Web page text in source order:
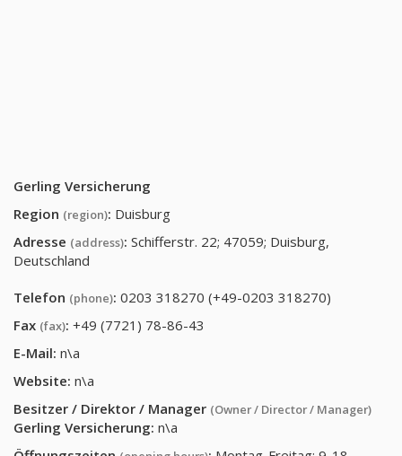
Gerling Versicherung
Region (region): Duisburg
Adresse (address): Schifferstr. 22; 47059; Duisburg,
Deutschland
Telefon (phone): 0203 318270 (+49-0203 318270)
Fax (fax): +49 (7721) 78-86-43
E-Mail: n\a
Website: n\a
Besitzer / Direktor / Manager (Owner / Director / Manager)
Gerling Versicherung: n\a